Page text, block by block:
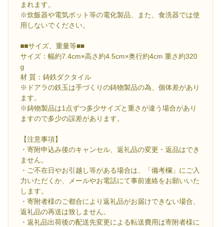
まれます。
※炊飯器や電気ポット等の電化製品、また、食洗器では使
用しないでください。
■■サイズ、重量等■■
サイズ：幅約7.4cm×高さ約4.5cm×奥行約4cm 重さ約320
g
材 質：鋳鉄ダクタイル
※ドアラの鉄玉は手づくりの鋳物製品の為、個体差があり
ます。
※鋳物製品は1点ずつ多少サイズと重さが違う場合があり
ますので多少の誤差があります。
【注意事項】
・寄附申込み後のキャンセル、返礼品の変更・返品はでき
ません。
・ご不在日やお引越し等がある場合は、「備考欄」にご入
力いただくか、メールやお電話にて事前連絡をお願いいた
します。
・寄附者様のご都合により返礼品がお届けできない場合、
返礼品の再送は致しません。
・返礼品出荷後の配送先変更による転送費用は寄附者様に